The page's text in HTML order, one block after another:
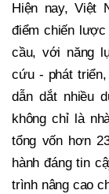
Hiện nay, Việt
điểm chiến lược
cầu, với năng
cứu - phát
dẫn dắt nhiều
không chỉ là
tổng vốn hơn
hành đáng tin
trình nâng cao